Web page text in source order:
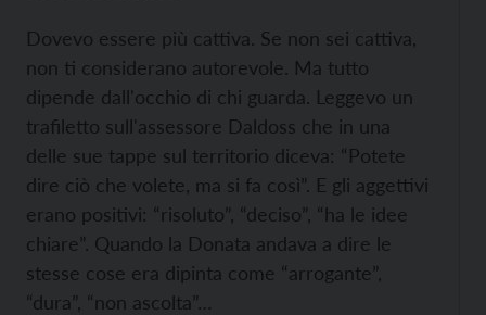
Dovevo essere più cattiva. Se non sei cattiva,
non ti considerano autorevole. Ma tutto
dipende dall'occhio di chi guarda. Leggevo un
trafiletto sull'assessore Daldoss che in una
delle sue tappe sul territorio diceva: “Potete
dire ciò che volete, ma si fa così”. E gli aggettivi
erano positivi: “risoluto”, “deciso”, “ha le idee
chiare”. Quando la Donata andava a dire le
stesse cose era dipinta come “arrogante”,
“dura”, “non ascolta”…